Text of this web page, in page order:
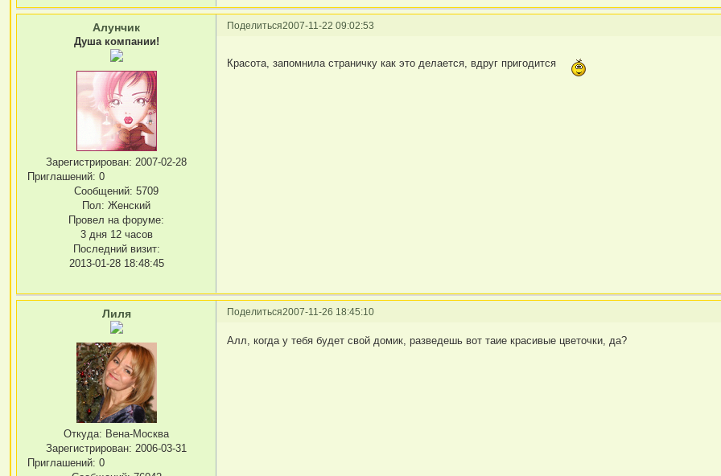
Поделиться2007-11-22 09:02:53
Алунчик
Душа компании!
Зарегистрирован: 2007-02-28
Приглашений: 0
Сообщений: 5709
Пол: Женский
Провел на форуме:
3 дня 12 часов
Последний визит:
2013-01-28 18:48:45
Красота, запомнила страничку как это делается, вдруг пригодится
Поделиться2007-11-26 18:45:10
Лиля
Откуда: Вена-Москва
Зарегистрирован: 2006-03-31
Приглашений: 0
Алл, когда у тебя будет свой домик, разведешь вот таие красивые цветочки, да?